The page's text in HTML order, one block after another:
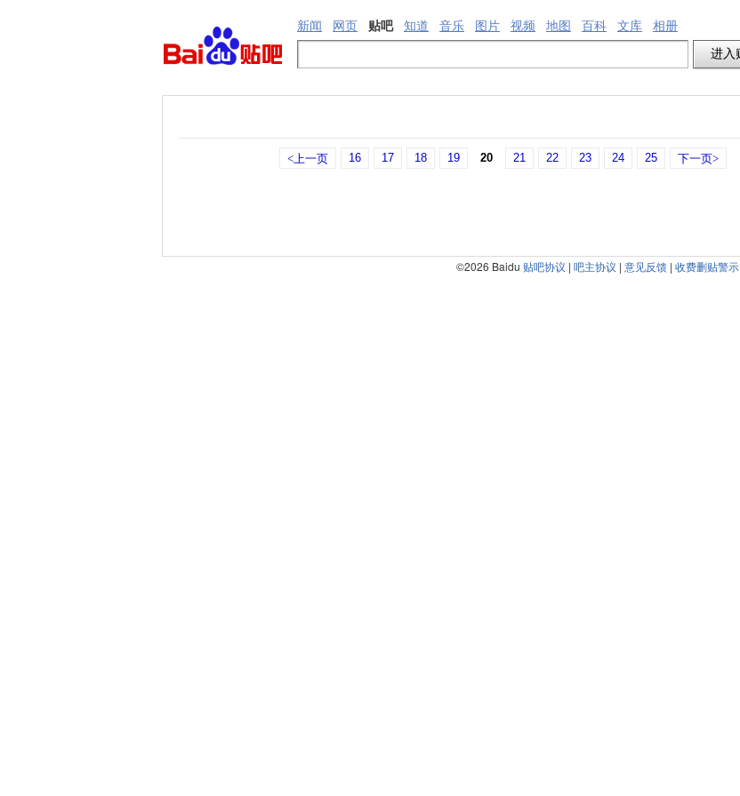
新闻 网页 贴吧 知道 音乐 图片 视频 地图 百科 文库 相册
<上一页 16 17 18 19 20 21 22 23 24 25 下一页>
©2026 Baidu 贴吧协议 | 吧主协议 | 意见反馈 | 收费删贴警示